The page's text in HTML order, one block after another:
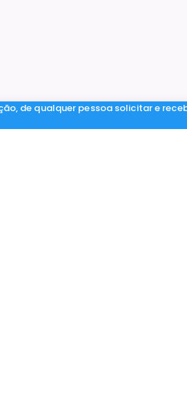
de qualquer pessoa solicitar e